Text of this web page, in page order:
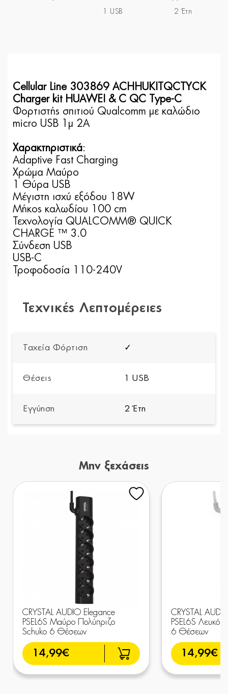
1 USB 2 Έτη
Cellular Line 303869 ACHHUKITQCTYCK
Charger kit HUAWEI & C QC Type-C
Φορτιστής σπιτιού Qualcomm με καλώδιο
micro USB 1μ 2A
Χαρακτηριστικά:
Adaptive Fast Charging
Χρώμα Μαύρο
1 Θύρα USB
Μέγιστη ισχύ εξόδου 18W
Μήκος καλωδίου 100 cm
Τεχνολογία QUALCOMM® QUICK
CHARGE ™ 3.0
Σύνδεση USB
USB-C
Τροφοδοσία 110-240V
Τεχνικές Λεπτομέρειες
Ταχεία Φόρτιση ✓
Θέσεις 1 USB
Εγγύηση 2 Έτη
Μην ξεχάσεις
CRYSTAL AUDIO Elegance
PSEL6S Μαύρο Πολύπριζο
Schuko 6 Θέσεων
14,99€
CRYSTAL
PSEL6S Λευκό
6 Θέσεων
14,99€